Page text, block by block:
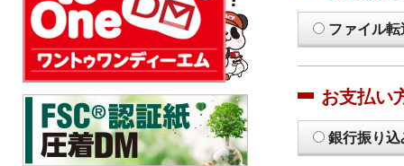
ファイル
お支払い
銀行振り込